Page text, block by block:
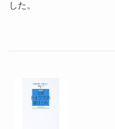
した。